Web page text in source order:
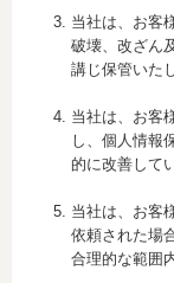
当社は、お客
破壊、改ざん
講じ保管いた
当社は、お客
し、個人情報
的に改善して
当社は、お客
依頼された場
合理的な範囲